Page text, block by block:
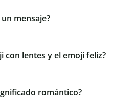
mensaje?
con lentes y el emoji feliz?
romántico?